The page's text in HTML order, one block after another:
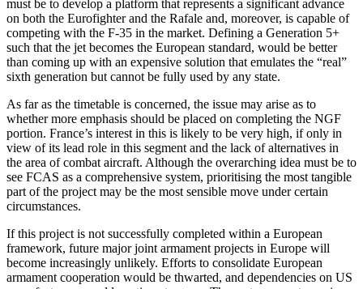
must be to develop a platform that repre­sents a significant advance
on both the Eurofighter and the Rafale and, moreover, is capable of
competing with the F-35 in the market. Defining a Generation 5+
such that the jet becomes the European standard, would be better
than coming up with an expensive solution that emulates the “real”
sixth generation but cannot be fully used by any state.
As far as the timetable is concerned, the issue may arise as to
whether more emphasis should be placed on completing the NGF
portion. France’s interest in this is likely to be very high, if only in
view of its lead role in this segment and the lack of alternatives in
the area of combat aircraft. Although the overarching idea must be to
see FCAS as a comprehensive system, priori­tising the most tangible
part of the project may be the most sensible move under cer­tain
circumstances.
If this project is not successfully complet­ed within a European
framework, future major joint armament projects in Europe will
become increasingly unlikely. Efforts to con­solidate European
armament cooperation would be thwarted, and dependencies on US